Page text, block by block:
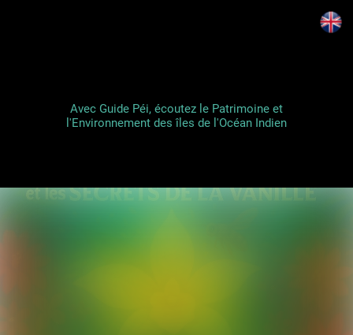
Avec Guide Péi, écoutez le Patrimoine et
l'Environnement des îles de l'Océan Indien